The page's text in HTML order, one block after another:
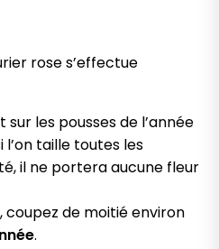
rose s’effectue
sur les pousses de l’année
taille toutes les
il ne portera aucune fleur
, coupez de moitié environ
.